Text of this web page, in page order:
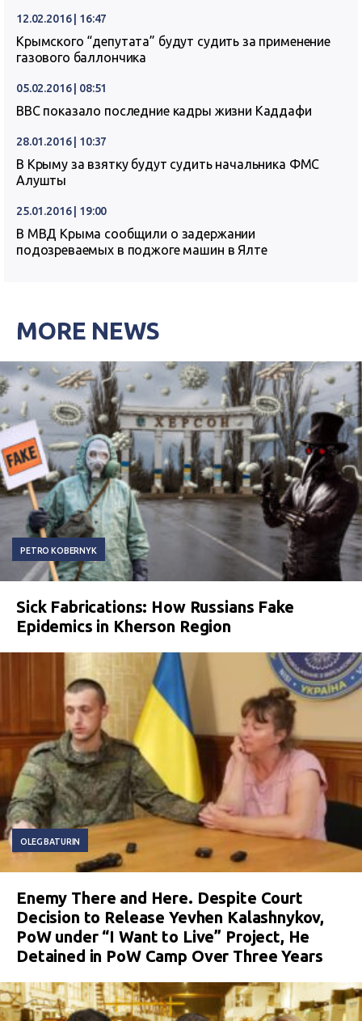
12.02.2016 | 16:47
Крымского “депутата” будут судить за применение
газового баллончика
05.02.2016 | 08:51
ВВС показало последние кадры жизни Каддафи
28.01.2016 | 10:37
В Крыму за взятку будут судить начальника ФМС
Алушты
25.01.2016 | 19:00
В МВД Крыма сообщили о задержании
подозреваемых в поджоге машин в Ялте
MORE NEWS
PETRO KOBERNYK
Sick Fabrications: How Russians Fake
Epidemics in Kherson Region
OLEG BATURIN
Enemy There and Here. Despite Court
Decision to Release Yevhen Kalashnykov,
PoW under “I Want to Live” Project, He
Detained in PoW Camp Over Three Years